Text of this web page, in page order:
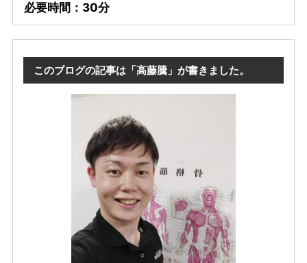
必要時間：30分
このブログの記事は「高藤騰」が書きました。